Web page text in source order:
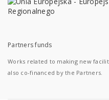
Partners funds
Works related to making new
also co-financed by the Partners.